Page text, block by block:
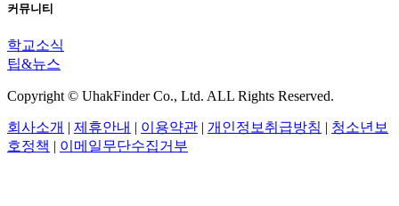
커뮤니티
학교소식
팁&뉴스
Copyright © UhakFinder Co., Ltd. ALL Rights Reserved.
회사소개 | 제휴안내 | 이용약관 | 개인정보취급방침 | 청소년보
호정책 | 이메일무단수집거부